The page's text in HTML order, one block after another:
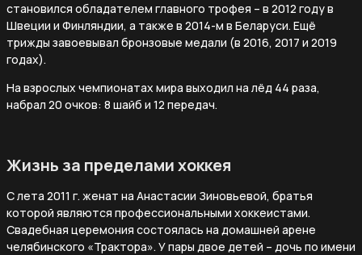
становился обладателем главного трофея – в 2012 году в
Швеции и Финляндии, а также в 2014-м в Беларуси. Ещё
трижды завоевывал бронзовые медали (в 2016, 2017 и 2019
годах).
На взрослых чемпионатах мира выходил на лёд 44 раза,
набрал 20 очков: 8 шайб и 12 передач.
Жизнь за пределами хоккея
С лета 2011 г. женат на Анастасии Зиновьевой, братья
которой являются профессиональными хоккеистами.
Свадебная церемония состоялась на домашней арене
челябинского «Трактора». У пары двое детей – дочь по имени